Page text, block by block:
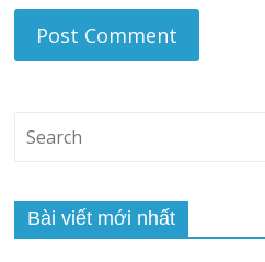
Bài viết mới nhất